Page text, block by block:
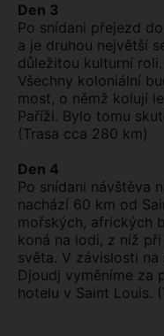
Den 3
Po snídani přejezd
a je druhou největší
důležitou kulturní
Všechny koloniální
most, o němž kolují
Paříži. Bylo tomu
(Trasa cca 280 km)
Den 4
Po snídani návštěva
nachází 60 km od
mořských, afrických
koná na lodi, z níž
světa. V závislosti
Djoudj vyměníme za
hotelu v Saint Louis.